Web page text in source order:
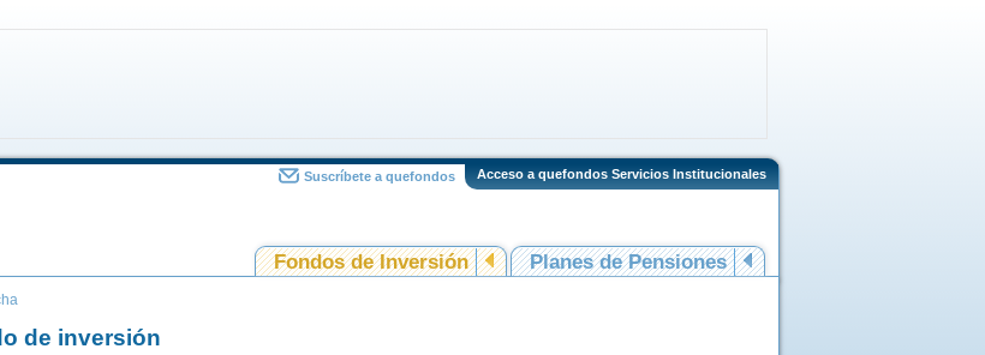
Acceso a quefondos Servicios Institucionales
Suscríbete a quefondos
Fondos de Inversión
Planes de Pensiones
de inversión